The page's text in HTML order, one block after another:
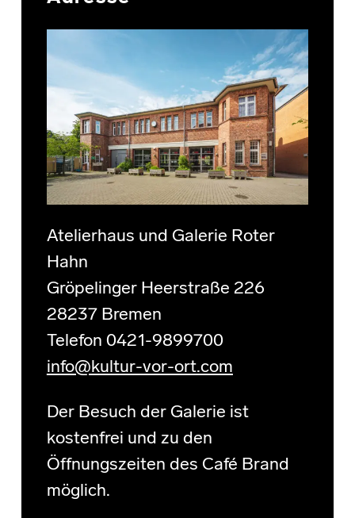
Atelierhaus und Galerie Roter
Hahn
Gröpelinger Heerstraße 226
28237 Bremen
Telefon 0421-9899700
info@kultur-vor-ort.com
Der Besuch der Galerie ist
kostenfrei und zu den
Öffnungszeiten des Café Brand
möglich.